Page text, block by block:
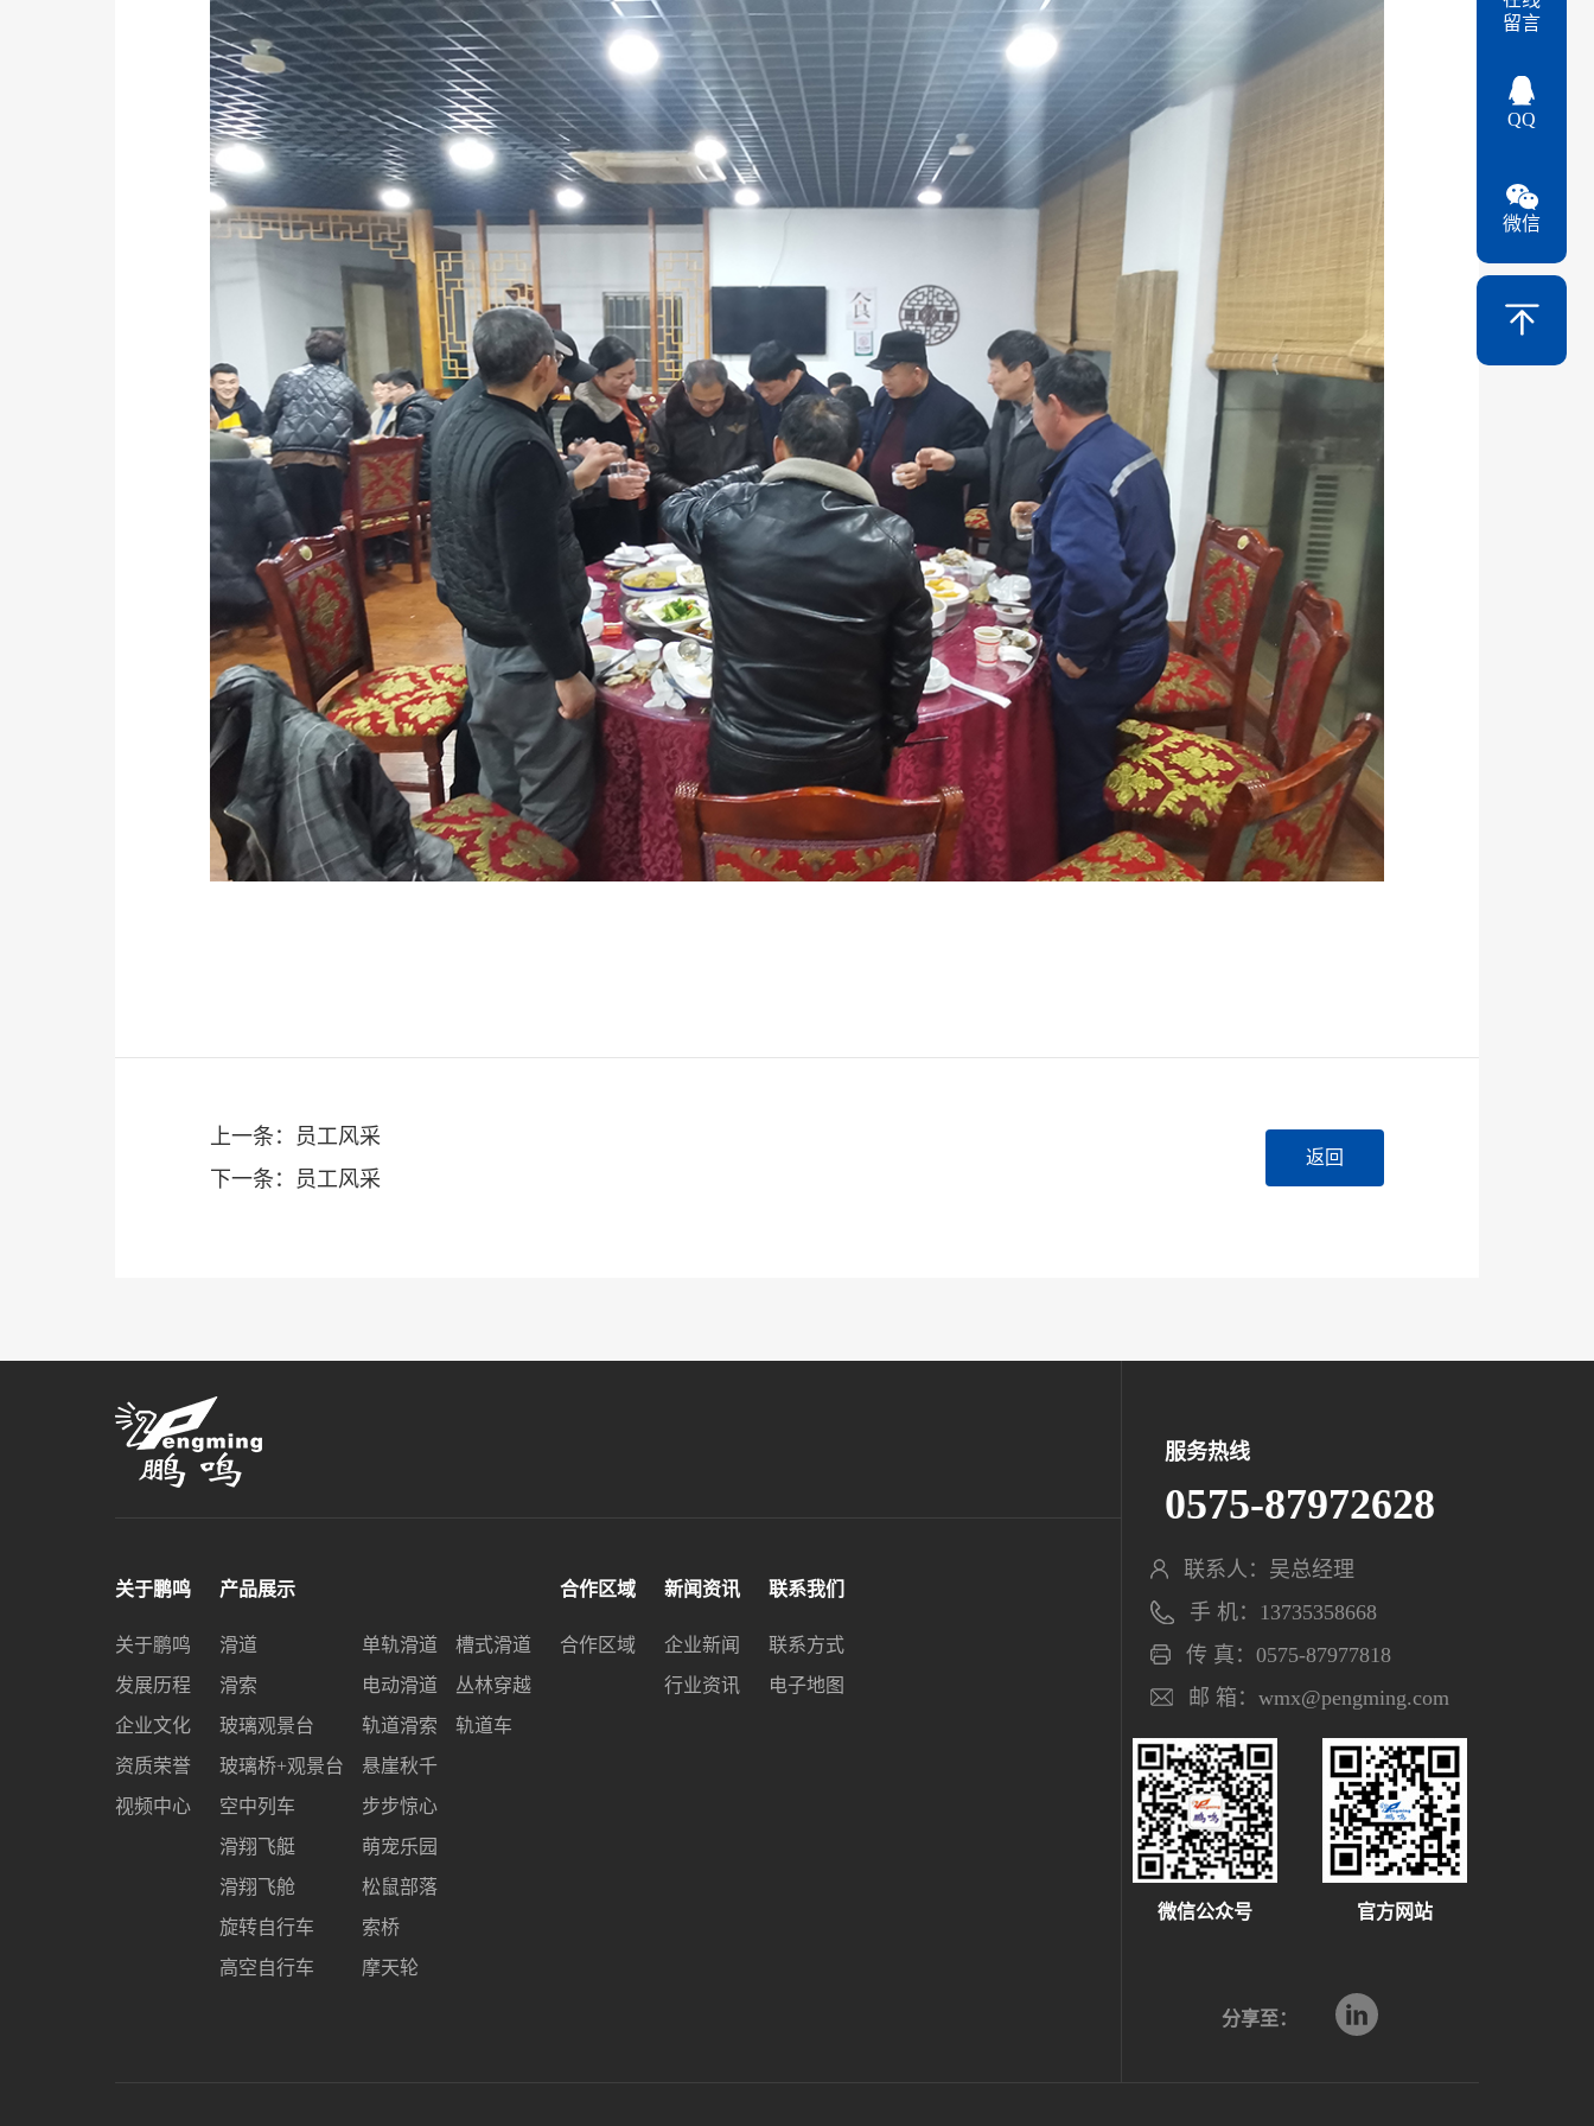
上一条：员工风采
下一条：员工风采
返回
关于鹏鸣
关于鹏鸣
发展历程
企业文化
资质荣誉
视频中心
产品展示
滑道
滑索
玻璃观景台
玻璃桥+观景台
空中列车
滑翔飞艇
滑翔飞舱
旋转自行车
高空自行车
单轨滑道
电动滑道
轨道滑索
悬崖秋千
步步惊心
萌宠乐园
松鼠部落
索桥
摩天轮
槽式滑道
丛林穿越
轨道车
合作区域
合作区域
新闻资讯
企业新闻
行业资讯
联系我们
联系方式
电子地图
服务热线
0575-87972628
联系人：吴总经理
手 机：13735358668
传 真：0575-87977818
邮 箱：wmx@pengming.com
微信公众号 官方网站
分享至：
留言
QQ
微信